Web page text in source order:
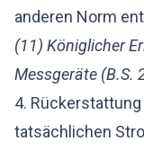
anderen Norm
(11) Königlicher
Messgeräte (B.S.
4.
tatsächlichen